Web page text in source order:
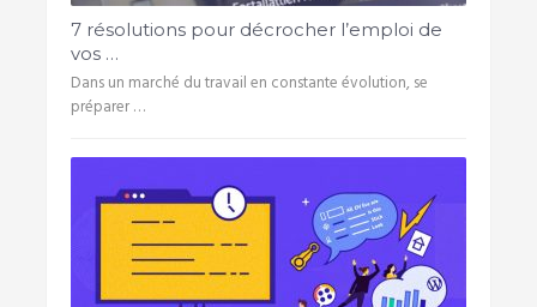
7 résolutions pour décrocher l’emploi de
vos …
Dans un marché du travail en constante évolution, se
préparer …